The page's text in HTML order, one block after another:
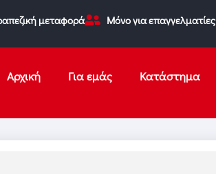
μεταφορά Μόνο για επαγγελματίες
Αρχική Για εμάς Κατάστημα